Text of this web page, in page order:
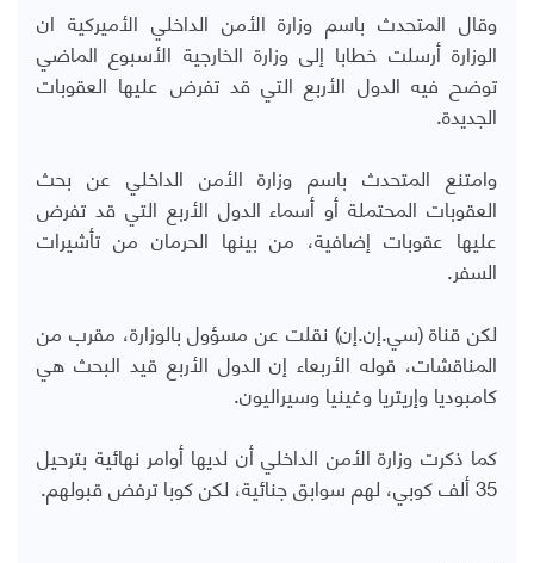
وقال المتحدث باسم وزارة الأمن الداخلي الأميركية ان
الوزارة أرسلت خطابا إلى وزارة الخارجية الأسبوع الماضي
توضح فيه الدول الأربع التي قد تفرض عليها العقوبات
الجديدة.
وامتنع المتحدث باسم وزارة الأمن الداخلي عن بحث
العقوبات المحتملة أو أسماء الدول الأربع التي قد تفرض
عليها عقوبات إضافية، من بينها الحرمان من تأشيرات
السفر.
لكن قناة (سي.إن.إن) نقلت عن مسؤول بالوزارة، مقرب من
المناقشات، قوله الأربعاء إن الدول الأربع قيد البحث هي
كامبوديا وإريتريا وغينيا وسيراليون.
كما ذكرت وزارة الأمن الداخلي أن لديها أوامر نهائية بترحيل
35 ألف كوبي، لهم سوابق جنائية، لكن كوبا ترفض قبولهم.